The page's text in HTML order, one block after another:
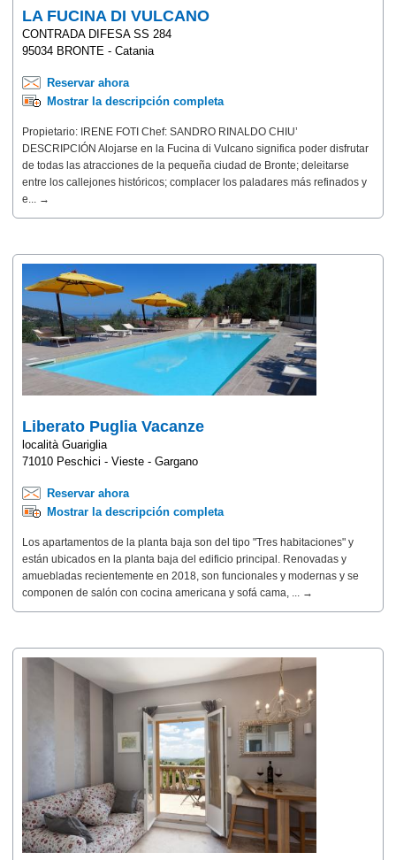
LA FUCINA DI VULCANO
CONTRADA DIFESA SS 284
95034 BRONTE - Catania
Reservar ahora
Mostrar la descripción completa
Propietario: IRENE FOTI Chef: SANDRO RINALDO CHIU’
DESCRIPCIÓN Alojarse en la Fucina di Vulcano significa poder disfrutar
de todas las atracciones de la pequeña ciudad de Bronte; deleitarse
entre los callejones históricos; complacer los paladares más refinados y
e... →
Liberato Puglia Vacanze
località Guariglia
71010 Peschici - Vieste - Gargano
Reservar ahora
Mostrar la descripción completa
Los apartamentos de la planta baja son del tipo "Tres habitaciones" y
están ubicados en la planta baja del edificio principal. Renovadas y
amuebladas recientemente en 2018, son funcionales y modernas y se
componen de salón con cocina americana y sofá cama, ... →